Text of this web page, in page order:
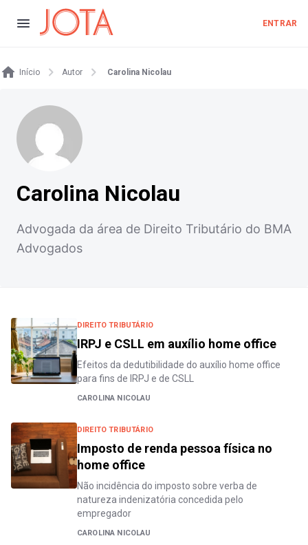
ENTRAR
Início Autor Carolina Nicolau
Carolina Nicolau
Advogada da área de Direito Tributário do BMA
Advogados
DIREITO TRIBUTÁRIO
IRPJ e CSLL em auxílio home office
Efeitos da dedutibilidade do auxílio home office
para fins de IRPJ e de CSLL
CAROLINA NICOLAU
DIREITO TRIBUTÁRIO
Imposto de renda pessoa física no
home office
Não incidência do imposto sobre verba de
natureza indenizatória concedida pelo
empregador
CAROLINA NICOLAU